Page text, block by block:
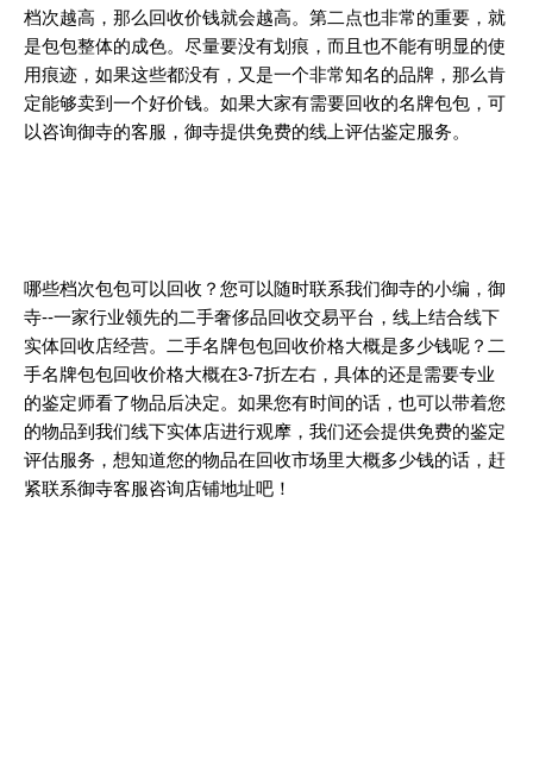
档次越高，那么回收价钱就会越高。第二点也非常的重要，就
是包包整体的成色。尽量要没有划痕，而且也不能有明显的使
用痕迹，如果这些都没有，又是一个非常知名的品牌，那么肯
定能够卖到一个好价钱。如果大家有需要回收的名牌包包，可
以咨询御寺的客服，御寺提供免费的线上评估鉴定服务。
哪些档次包包可以回收？您可以随时联系我们御寺的小编，御
寺--一家行业领先的二手奢侈品回收交易平台，线上结合线下
实体回收店经营。二手名牌包包回收价格大概是多少钱呢？二
手名牌包包回收价格大概在3-7折左右，具体的还是需要专业
的鉴定师看了物品后决定。如果您有时间的话，也可以带着您
的物品到我们线下实体店进行观摩，我们还会提供免费的鉴定
评估服务，想知道您的物品在回收市场里大概多少钱的话，赶
紧联系御寺客服咨询店铺地址吧！